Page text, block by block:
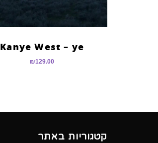
Kanye West – ye
₪129.00
קטגוריות באתר